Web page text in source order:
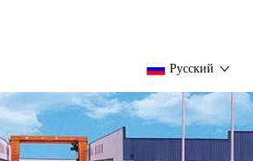
Pусский